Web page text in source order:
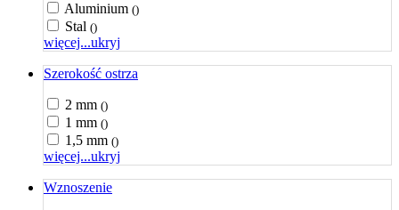
Aluminium ()
Stal ()
więcej...ukryj
Szerokość ostrza
2 mm ()
1 mm ()
1,5 mm ()
więcej...ukryj
Wznoszenie